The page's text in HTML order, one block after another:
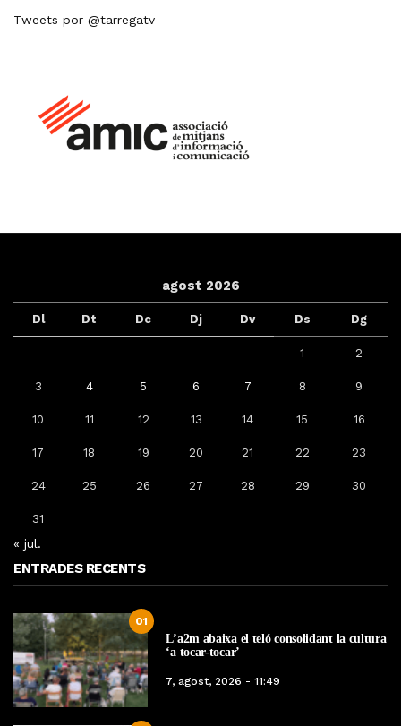
Tweets por @tarregatv
agost 2026
Dl Dt Dc Dj Dv Ds Dg
1 2
3 4 5 6 7 8 9
10 11 12 13 14 15 16
17 18 19 20 21 22 23
24 25 26 27 28 29 30
31
« jul.
ENTRADES RECENTS
01
L’a2m abaixa el teló consolidant la cultura
‘a tocar-tocar’
7, agost, 2026 - 11:49